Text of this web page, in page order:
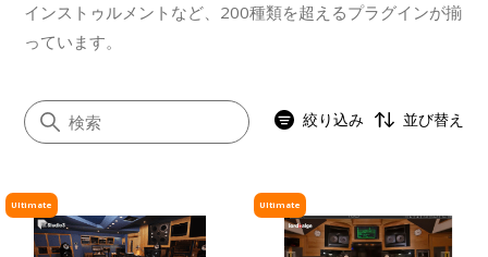
インストゥルメントなど、200種類を超えるプラグインが揃
っています。
すべて
絞り込み 並び替え
Ultimate Ultimate